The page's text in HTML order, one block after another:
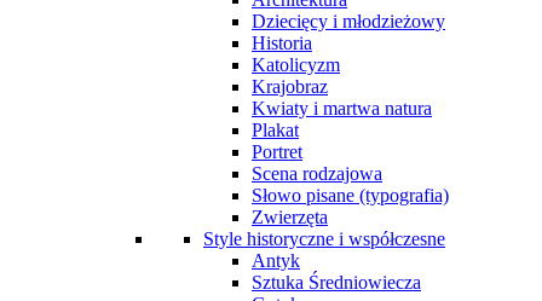
Dziecięcy i młodzieżowy
Historia
Katolicyzm
Krajobraz
Kwiaty i martwa natura
Plakat
Portret
Scena rodzajowa
Słowo pisane (typografia)
Zwierzęta
Style historyczne i współczesne
Antyk
Sztuka Średniowiecza